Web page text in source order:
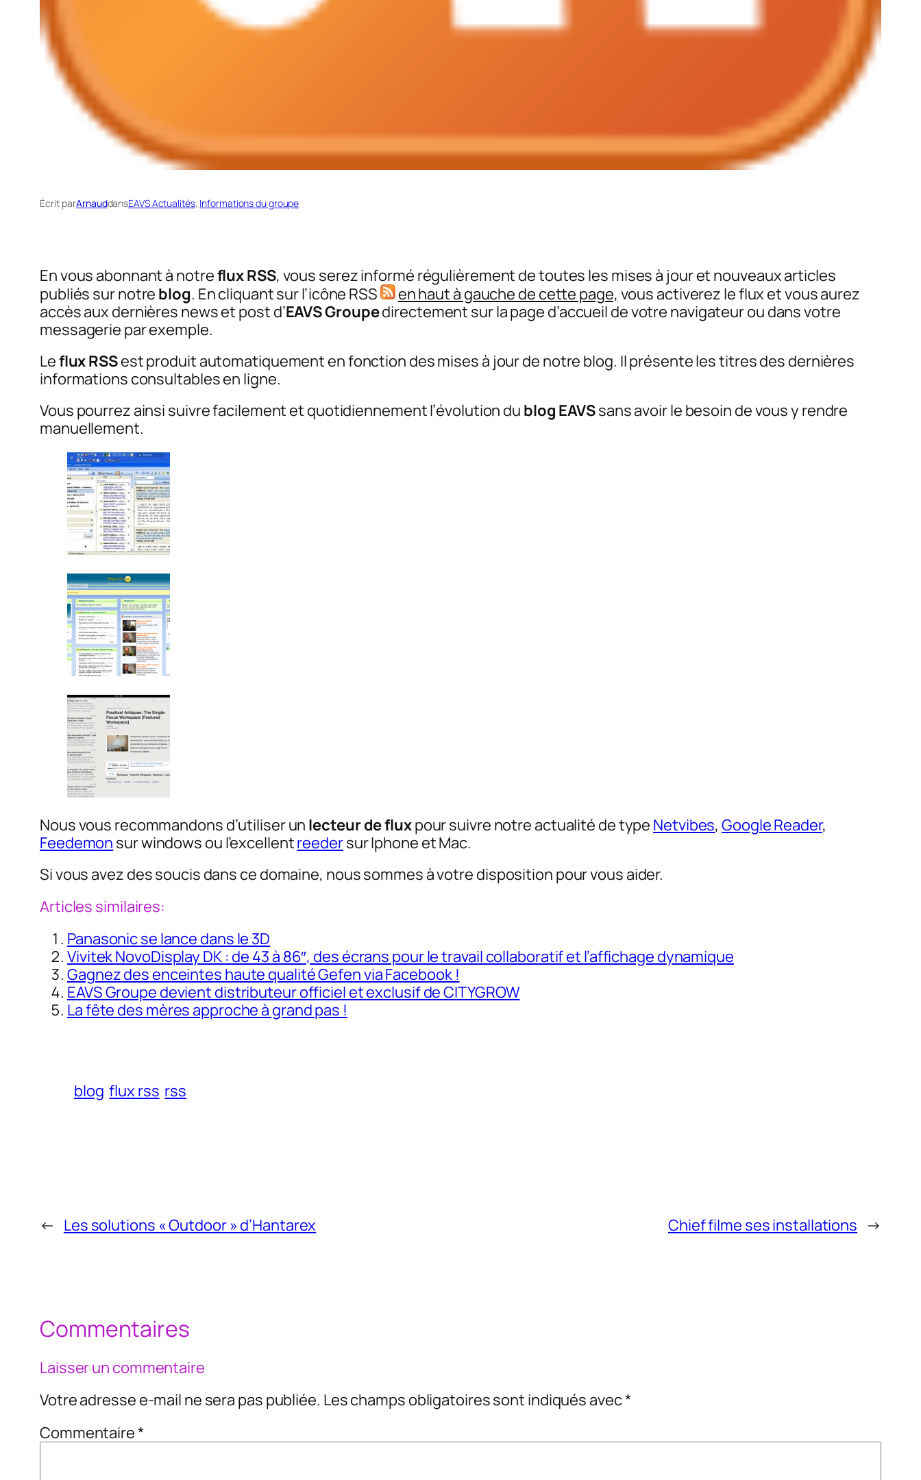
Écrit parArnauddansEAVS Actualités, Informations du groupe
En vous abonnant à notreflux RSS, vous serez informé régulièrement de toutes les mises à jour et nouveaux articles
publiés sur notre blog. En cliquant sur l’icône RSS en haut à gauche de cette page, vous activerez le flux et vous aurez
accès aux dernières news et post d’EAVS Groupedirectement sur la page d’accueil de votre navigateur ou dans votre
messagerie par exemple.
Leflux RSSest produit automatiquement en fonction des mises à jour de notre blog. Il présente les titres des dernières
informations consultables en ligne.
Vous pourrez ainsi suivre facilement et quotidiennement l’évolution du blog EAVSsans avoir le besoin de vous y rendre
manuellement.
Nous vous recommandons d’utiliser un lecteur de fluxpour suivre notre actualité de type Netvibes,Google Reader,
Feedemon sur windows ou l’excellentreedersur Iphone et Mac.
Si vous avez des soucis dans ce domaine, nous sommes à votre disposition pour vous aider.
Articles similaires:
Panasonic se lance dans le 3D
Vivitek NovoDisplay DK : de 43 à 86″, des écrans pour le travail collaboratif et l’affichage dynamique
Gagnez des enceintes haute qualité Gefen via Facebook !
EAVS Groupe devient distributeur officiel et exclusif de CITYGROW
La fête des mères approche à grand pas !
blog flux rss rss
← Les solutions « Outdoor » d’Hantarex Chief filme ses installations →
Commentaires
Laisser un commentaire
Votre adresse e-mail ne sera pas publiée. Les champs obligatoires sont indiqués avec*
Commentaire*